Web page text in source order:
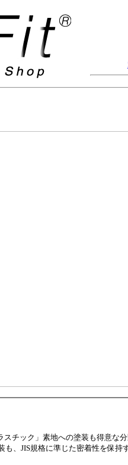
チック」素地への塗装も得意な分
、JIS規格に準じた密着性を保持